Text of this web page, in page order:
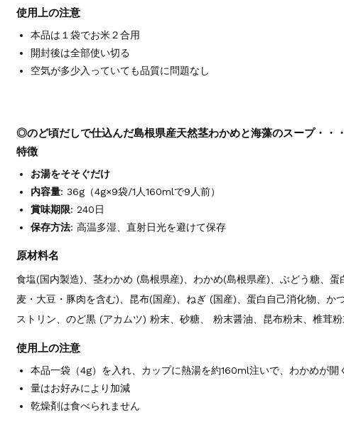
使用上の注意
本品は１袋でお米２合用
開封後は全部使い切る
空気が多少入っていても品質に問題なし
◎のど頃だしで仕込んだ島根県産天然茎わかめと海藻のスープ・・
特徴
お湯をそそぐだけ
内容量: 36g（4g×9袋/1人160mlで9人前）
賞味期限: 240日
保存方法: 高温多湿、直射日光を避けて保存
原材料名
食塩(国内製造)、茎わかめ (島根県産)、わかめ(島根県産)、ぶどう糖、蛋
麦・大豆・豚肉を含む)、昆布(国産)、ねぎ (国産)、蛋白自己消化物、か
ストリン、のど黒 (アカムツ) 粉末、砂糖、 粉末醤油、昆布粉末、椎茸
使用上の注意
本品一袋（4g）を入れ、カップに熱湯を約160ml注いで、わかめが開
量はお好みにより加減
乾燥剤は食べられません